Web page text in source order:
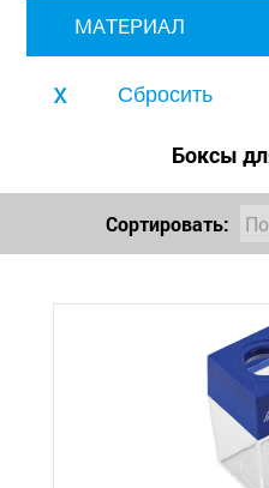
МАТЕРИАЛ
Боксы
Сортировать: